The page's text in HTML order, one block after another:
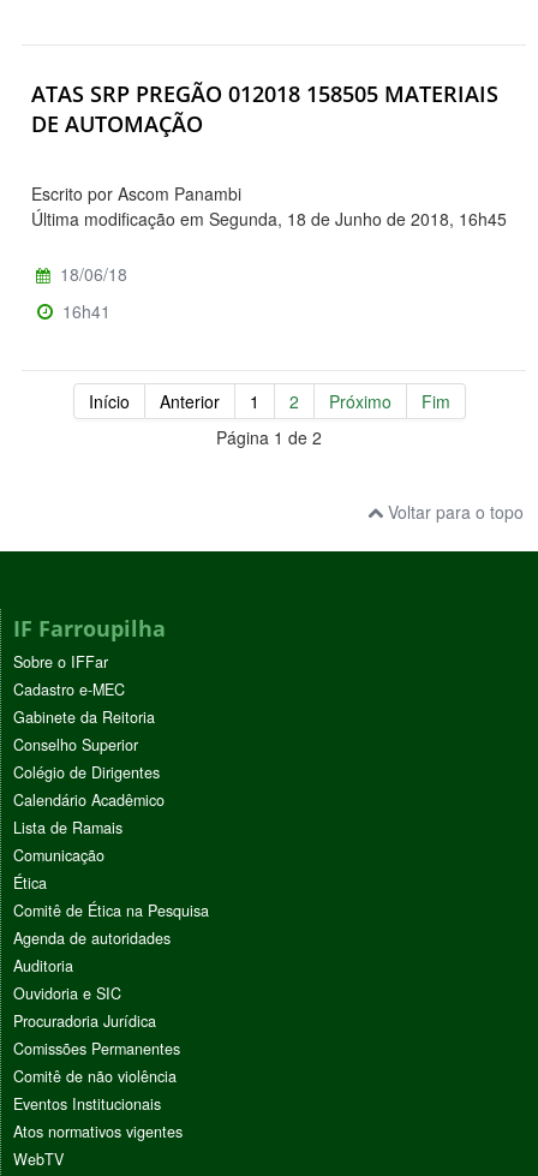
ATAS SRP PREGÃO 012018 158505 MATERIAIS
DE AUTOMAÇÃO
Escrito por Ascom Panambi
Última modificação em Segunda, 18 de Junho de 2018, 16h45
18/06/18
16h41
Início Anterior 1 2 Próximo
Fim
Página 1 de 2
Voltar para o topo
IF Farroupilha
Sobre o IFFar
Cadastro e-MEC
Gabinete da Reitoria
Conselho Superior
Colégio de Dirigentes
Calendário Acadêmico
Lista de Ramais
Comunicação
Ética
Comitê de Ética na Pesquisa
Agenda de autoridades
Auditoria
Ouvidoria e SIC
Procuradoria Jurídica
Comissões Permanentes
Comitê de não violência
Eventos Institucionais
Atos normativos vigentes
WebTV